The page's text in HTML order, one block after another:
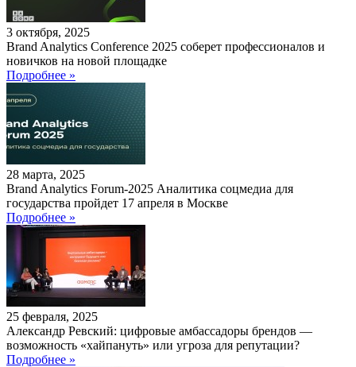
3 октября, 2025
Brand Analytics Conference 2025 соберет профессионалов и
новичков на новой площадке
Подробнее »
28 марта, 2025
Brand Analytics Forum-2025 Аналитика соцмедиа для
государства пройдет 17 апреля в Москве
Подробнее »
25 февраля, 2025
Александр Ревский: цифровые амбассадоры брендов —
возможность «хайпануть» или угроза для репутации?
Подробнее »